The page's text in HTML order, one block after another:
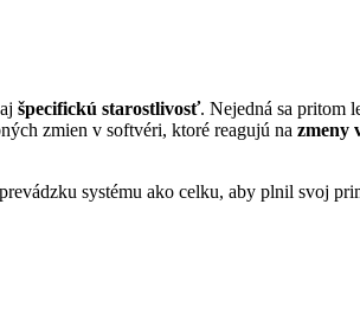
špecifickú starostlivosť. Nejedná sa pritom
zmien v softvéri, ktoré reagujú na zmeny
systému ako celku, aby plnil svoj